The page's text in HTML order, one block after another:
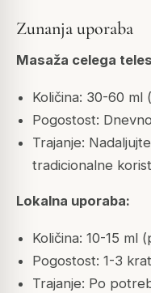
Zunanja uporaba
Masaža celega
Količina: 30-60
Pogostost:
Trajanje:
tradicionalne
Lokalna uporaba:
Količina: 10-15 ml
Pogostost: 1-3
Trajanje: Po